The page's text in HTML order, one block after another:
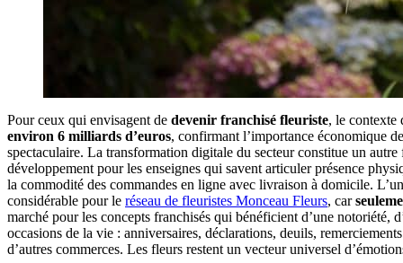
Pour ceux qui envisagent de devenir franchisé fleuriste, le contexte
environ 6 milliards d’euros, confirmant l’importance économique
spectaculaire. La transformation digitale du secteur constitue un
développement pour les enseignes qui savent articuler présence
la commodité des commandes en ligne avec livraison à domicile.
considérable pour le réseau de fleuristes Monceau Fleurs, car
marché pour les concepts franchisés qui bénéficient d’une
occasions de la vie : anniversaires, déclarations, deuils,
d’autres commerces. Les fleurs restent un vecteur universel